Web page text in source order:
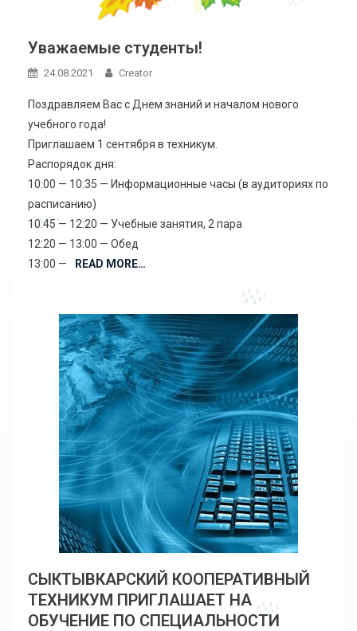
Уважаемые студенты!
24.08.2021 Creator
Поздравляем Вас с Днем знаний и началом нового
учебного года!
Приглашаем 1 сентября в техникум.
Распорядок дня:
10:00 — 10:35 — Информационные часы (в аудиториях по
расписанию)
10:45 — 12:20 — Учебные занятия, 2 пара
12:20 — 13:00 — Обед
13:00 —
READ MORE…
СЫКТЫВКАРСКИЙ КООПЕРАТИВНЫЙ
ТЕХНИКУМ ПРИГЛАШАЕТ НА
ОБУЧЕНИЕ ПО СПЕЦИАЛЬНОСТИ